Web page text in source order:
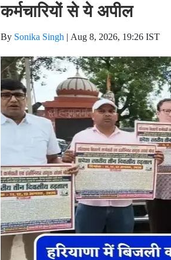
कर्मचारियों से ये अपील
By Sonika Singh | Aug 8, 2026, 19:26 IST